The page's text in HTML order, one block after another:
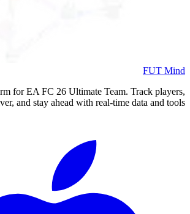
FUT Mind
for EA FC 26 Ultimate Team. Track players,
and stay ahead with real-time data and tools.